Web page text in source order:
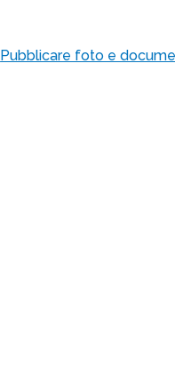
Pubblicare foto e